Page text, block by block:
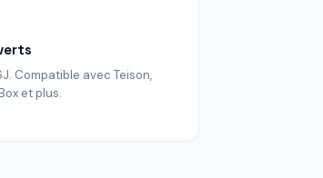
Compatible avec Teison,
et plus.